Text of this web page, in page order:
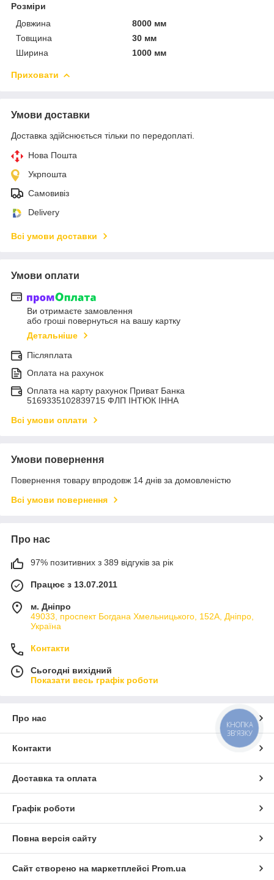
Розміри
Довжина
8000 мм
Товщина
30 мм
Ширина
1000 мм
Приховати
Умови доставки
Доставка здійснюється тільки по передоплаті.
Нова Пошта
Укрпошта
Самовивіз
Delivery
Всі умови доставки
Умови оплати
Ви отримаєте замовлення
або гроші повернуться на вашу картку
Детальніше
Післяплата
Оплата на рахунок
Оплата на карту рахунок Приват Банка
5169335102839715 ФЛП ІНТЮК ІННА
Всі умови оплати
Умови повернення
Повернення товару впродовж 14 днів за домовленістю
Всі умови повернення
Про нас
97% позитивних з 389 відгуків за рік
Працює з 13.07.2011
м. Дніпро
49033, проспект Богдана Хмельницького, 152А, Дніпро,
Україна
Контакти
Сьогодні вихідний
Показати весь графік роботи
Про нас
Контакти
Доставка та оплата
Графік роботи
Повна версія сайту
Сайт створено на маркетплейсі Prom.ua
КНОПКА
ЗВ'ЯЗКУ